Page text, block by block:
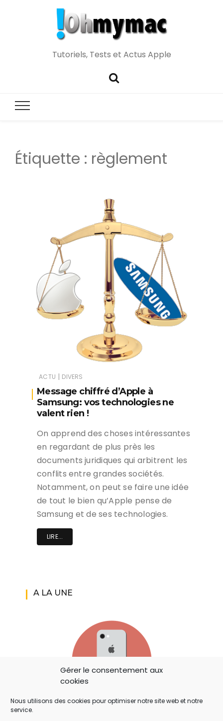
Gérer le consentement aux
cookies
Nous utilisons des cookies pour optimiser notre site web et notre
service.
Tutoriels, Tests et Actus Apple
Étiquette : règlement
ACTU | DIVERS
Message chiffré d’Apple à
Samsung: vos technologies ne
valent rien !
On apprend des choses intéressantes
en regardant de plus près les
documents juridiques qui arbitrent les
conflits entre grandes sociétés.
Notamment, on peut se faire une idée
de tout le bien qu’Apple pense de
Samsung et de ses technologies.
LIRE...
A LA UNE